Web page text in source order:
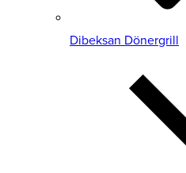
Dibeksan Dönergrill